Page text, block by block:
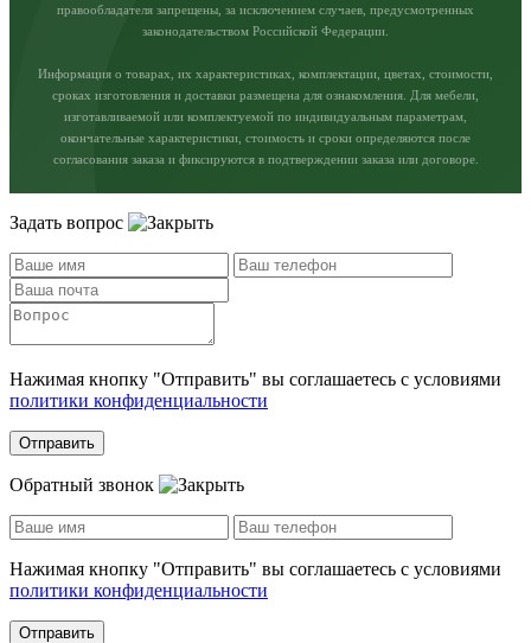
правообладателя запрещены, за исключением случаев, предусмотренных
законодательством Российской Федерации.
Информация о товарах, их характеристиках, комплектации, цветах, стоимости,
сроках изготовления и доставки размещена для ознакомления. Для мебели,
изготавливаемой или комплектуемой по индивидуальным параметрам,
окончательные характеристики, стоимость и сроки определяются после
согласования заказа и фиксируются в подтверждении заказа или договоре.
Задать вопрос
Нажимая кнопку "Отправить" вы соглашаетесь с условиями
политики конфиденциальности
Отправить
Обратный звонок
Нажимая кнопку "Отправить" вы соглашаетесь с условиями
политики конфиденциальности
Отправить